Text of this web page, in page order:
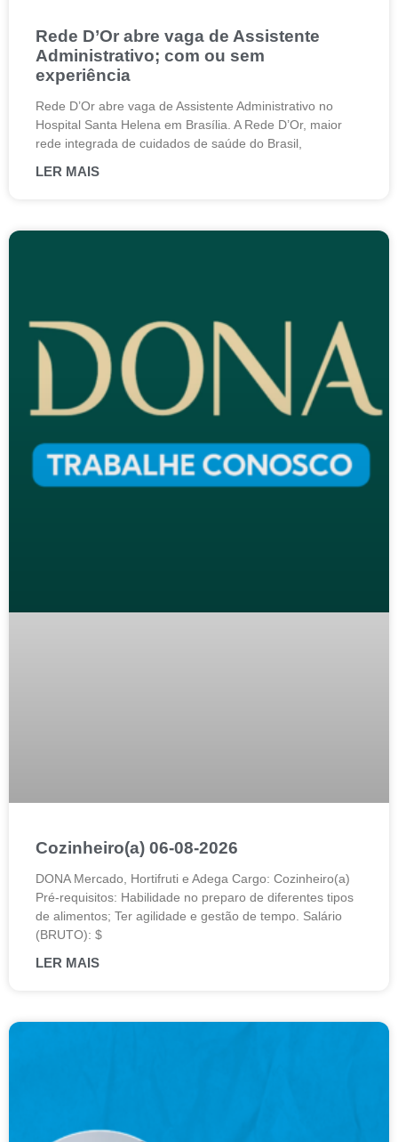
Rede D’Or abre vaga de Assistente
Administrativo; com ou sem
experiência
Rede D’Or abre vaga de Assistente Administrativo no
Hospital Santa Helena em Brasília. A Rede D’Or, maior
rede integrada de cuidados de saúde do Brasil,
LER MAIS
Cozinheiro(a) 06-08-2026
DONA Mercado, Hortifruti e Adega Cargo: Cozinheiro(a)
Pré-requisitos: Habilidade no preparo de diferentes tipos
de alimentos; Ter agilidade e gestão de tempo. Salário
(BRUTO): $
LER MAIS